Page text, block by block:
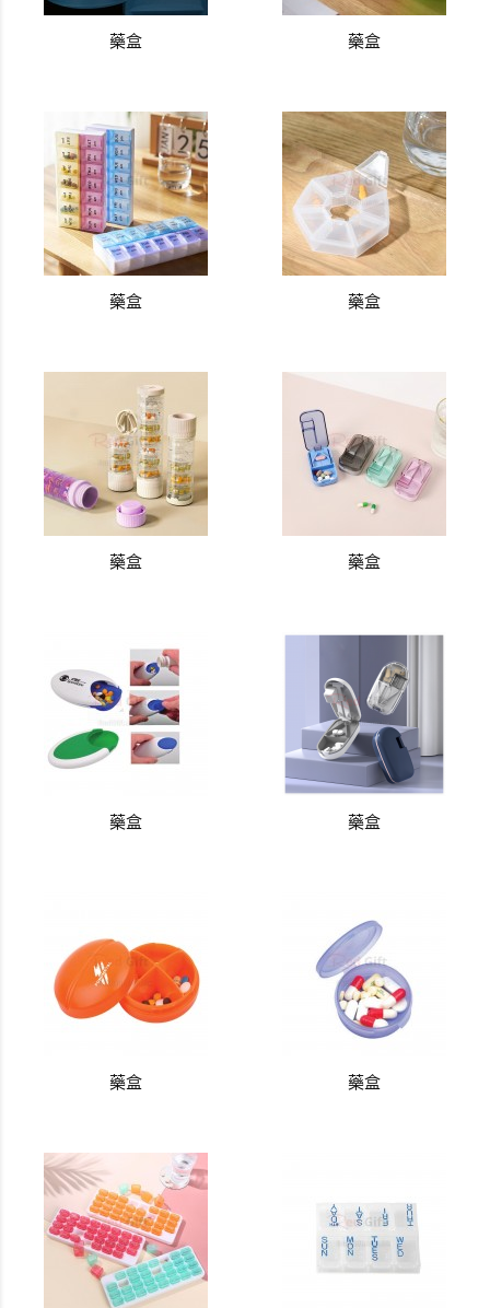
藥盒 藥盒
藥盒 藥盒
藥盒 藥盒
藥盒 藥盒
藥盒 藥盒